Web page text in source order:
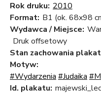
Rok druku: 2010
Format: B1 (ok. 68x98
Wydawca / Miejsce:
Druk offsetowy
Stan zachowania
Motyw:
#Wydarzenia #Judaika
Id. plakatu: